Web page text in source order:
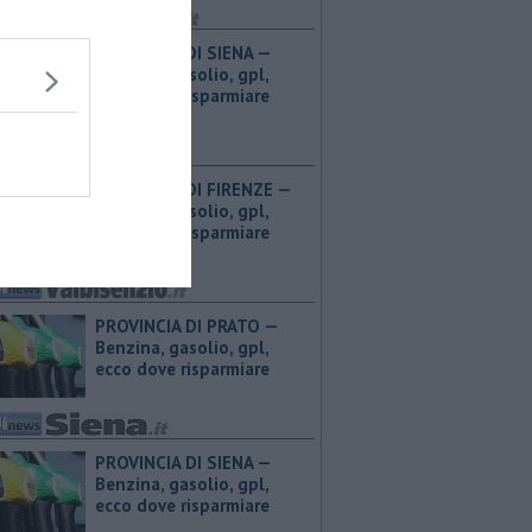
PROVINCIA DI SIENA — ​
Benzina, gasolio, gpl,
ecco dove risparmiare
PROVINCIA DI FIRENZE — ​
Benzina, gasolio, gpl,
ecco dove risparmiare
PROVINCIA DI PRATO — ​
Benzina, gasolio, gpl,
ecco dove risparmiare
PROVINCIA DI SIENA — ​
Benzina, gasolio, gpl,
ecco dove risparmiare